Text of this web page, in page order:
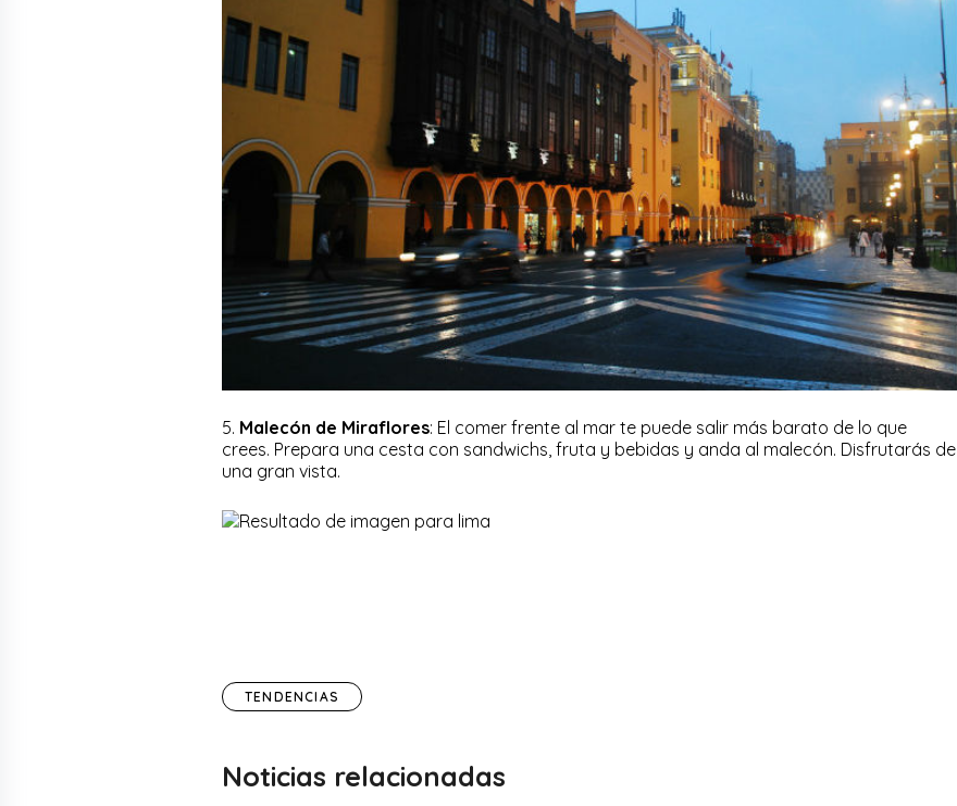
5. Malecón de Miraflores: El comer frente al mar te puede salir más barato de lo que
crees. Prepara una cesta con sandwichs, fruta y bebidas y anda al malecón. Disfrutarás de
una gran vista.
TENDENCIAS
Noticias relacionadas